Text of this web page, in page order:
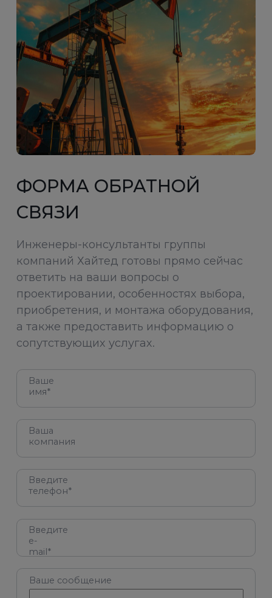
ФОРМА ОБРАТНОЙ
СВЯЗИ
Инженеры-консультанты группы
компаний Хайтед готовы прямо сейчас
ответить на ваши вопросы о
проектировании, особенностях выбора,
приобретения, и монтажа оборудования,
а также предоставить информацию о
сопутствующих услугах.
Ваше
имя*
Ваша
компания
Введите
телефон*
Введите
e-
mail*
Ваше сообщение